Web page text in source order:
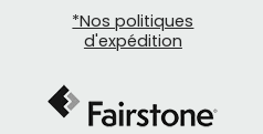
*Nos politiques
d'expédition